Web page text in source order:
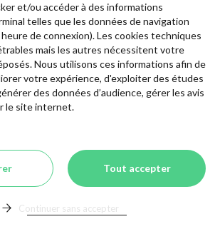
flottant Strasbourg
massif Strasbourg
stratifié Strasbourg
parquet Strasbourg
parquet hors fourniture Strasbourg
sol PVC Strasbourg
Strasbourg
décorative Strasbourg
et/ou accéder à des informations
telles que les données de navigation
de connexion). Les cookies techniques
mais les autres nécessitent votre
Nous utilisons ces informations afin de
votre expérience, d'exploiter des études
des données d’audience, gérer les avis
le site internet.
Continuer sans accepter
Tout accepter